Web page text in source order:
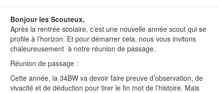
Bonjour les Scouteux,
Après la rentrée scolaire, c’est une nouvelle année scout qui se
profile à l’horizon. Et pour démarrer cela, nous vous invitons
chaleureusement à notre réunion de passage.
Réunion de passage :
Cette année, la 34BW va devoir faire preuve d’observation, de
vivacité et de déduction pour tirer le fin mot de l’histoire. Mais